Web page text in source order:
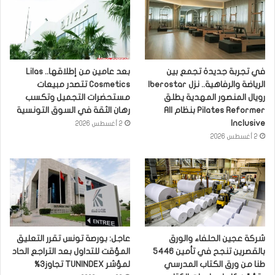
في تجربة جديدة تجمع بين
رويال المنصور المهدية يطلق
Pilates Reformer بنظام All
Inclusive
2 أغسطس 2026
بعد عامين من إطلاقها.. Lilas
Cosmetics تتصدر مبيعات
مستحضرات التجميل وتكسب
رهان الثقة في السوق التونسية
2 أغسطس 2026
شركة عجين الحلفاء والورق
بالقصرين تنجح في تأمين 5446
طنا من ورق الكتاب المدرسي
عاجل: بورصة تونس تقرر التعليق
المؤقت للتداول بعد التراجع الحاد
لمؤشر TUNINDEX تجاوز3%